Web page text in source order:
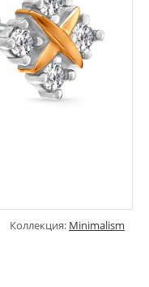
Коллекция: Minimalism